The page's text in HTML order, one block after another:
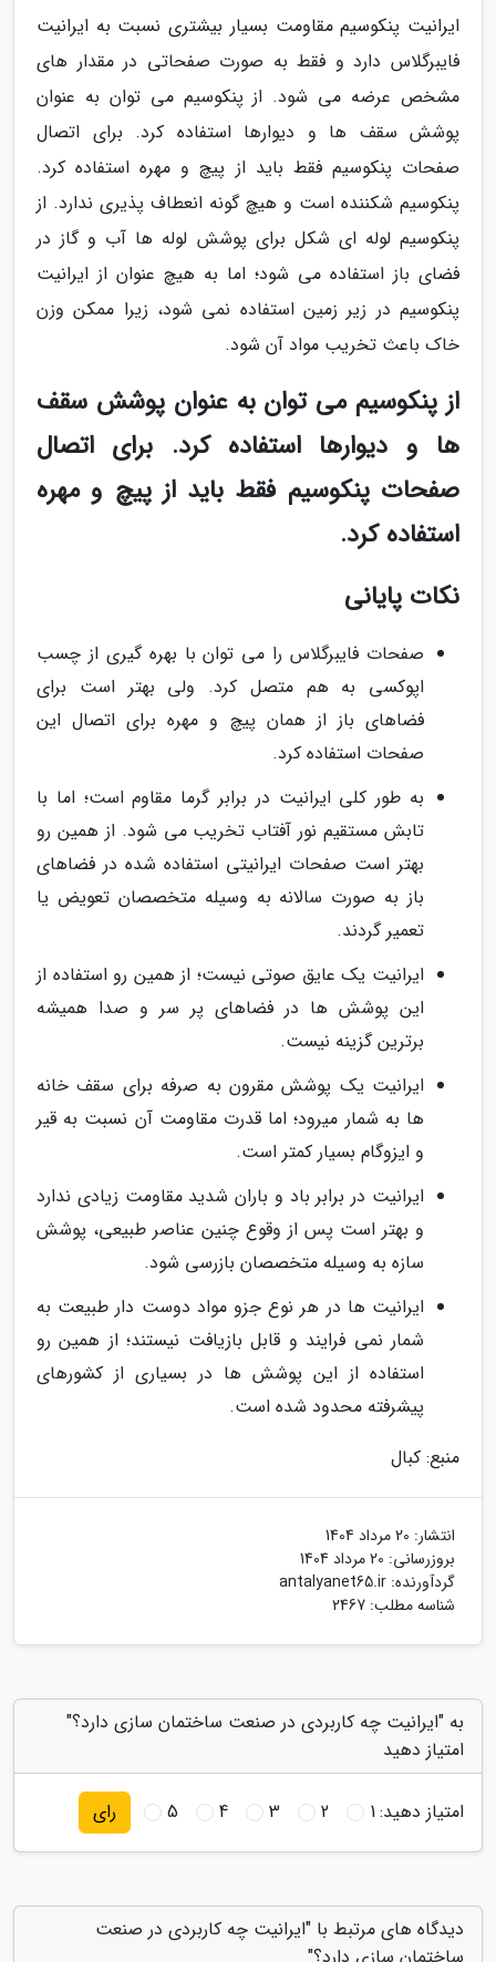
ایرانیت پنکوسیم مقاومت بسیار بیشتری نسبت به ایرانیت
فایبرگلاس دارد و فقط به صورت صفحاتی در مقدار های
مشخص عرضه می شود. از پنکوسیم می توان به عنوان
پوشش سقف ها و دیوارها استفاده کرد. برای اتصال
صفحات پنکوسیم فقط باید از پیچ و مهره استفاده کرد.
پنکوسیم شکننده است و هیچ گونه انعطاف پذیری ندارد. از
پنکوسیم لوله ای شکل برای پوشش لوله ها آب و گاز در
فضای باز استفاده می شود؛ اما به هیچ عنوان از ایرانیت
پنکوسیم در زیر زمین استفاده نمی شود، زیرا ممکن وزن
خاک باعث تخریب مواد آن شود.
از پنکوسیم می توان به عنوان پوشش سقف
ها و دیوارها استفاده کرد. برای اتصال
صفحات پنکوسیم فقط باید از پیچ و مهره
استفاده کرد.
نکات پایانی
صفحات فایبرگلاس را می توان با بهره گیری از چسب
اپوکسی به هم متصل کرد. ولی بهتر است برای
فضاهای باز از همان پیچ و مهره برای اتصال این
صفحات استفاده کرد.
به طور کلی ایرانیت در برابر گرما مقاوم است؛ اما با
تابش مستقیم نور آفتاب تخریب می شود. از همین رو
بهتر است صفحات ایرانیتی استفاده شده در فضاهای
باز به صورت سالانه به وسیله متخصصان تعویض یا
تعمیر گردند.
ایرانیت یک عایق صوتی نیست؛ از همین رو استفاده از
این پوشش ها در فضاهای پر سر و صدا همیشه
برترین گزینه نیست.
ایرانیت یک پوشش مقرون به صرفه برای سقف خانه
ها به شمار میرود؛ اما قدرت مقاومت آن نسبت به قیر
و ایزوگام بسیار کمتر است.
ایرانیت در برابر باد و باران شدید مقاومت زیادی ندارد
و بهتر است پس از وقوع چنین عناصر طبیعی، پوشش
سازه به وسیله متخصصان بازرسی شود.
ایرانیت ها در هر نوع جزو مواد دوست دار طبیعت به
شمار نمی فرایند و قابل بازیافت نیستند؛ از همین رو
استفاده از این پوشش ها در بسیاری از کشورهای
پیشرفته محدود شده است.
منبع: کبال
انتشار: 20 مرداد 1404
بروزرسانی: 20 مرداد 1404
گردآورنده: antalyanet65.ir
شناسه مطلب: 2467
به "ایرانیت چه کاربردی در صنعت ساختمان سازی دارد؟"
امتیاز دهید
امتیاز دهید:1
2
3
4
5 رای
دیدگاه های مرتبط با "ایرانیت چه کاربردی در صنعت